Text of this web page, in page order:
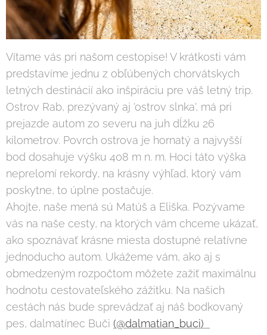
Vítame vás pri našom cestopise! V krátkosti vám
predstavíme jednu z obľúbených chorvátskych
letných destinácií ako inšpiráciu pre váš letný trip.
Ostrov Rab, prezývaný aj 'ostrov slnka', má pri
prejazde autom zo severu na juh dĺžku 26
kilometrov. Povrch ostrova je hornatý a najvyšší
bod dosahuje výšku 408 m n. m. Hoci táto výška
neprelomí rekordy, na krásny výhľad, ktorý vám
poskytne, to úplne postačuje.
Ahojte, naše mená sú Matúš a Eliška. Pozývame
vás na naše cesty, na ktorých vám chceme ukázať,
ako spoznávať krásne miesta dostupné relatívne
jednoducho autom. Ukážeme vám, ako aj s
obmedzeným rozpočtom môžete zažiť maximálnu
hodnotu cestovateľského zážitku. Na našich
cestách nás bude sprevádzať aj náš bodkovaný
pes, dalmatínec Buči (@dalmatian_buci)